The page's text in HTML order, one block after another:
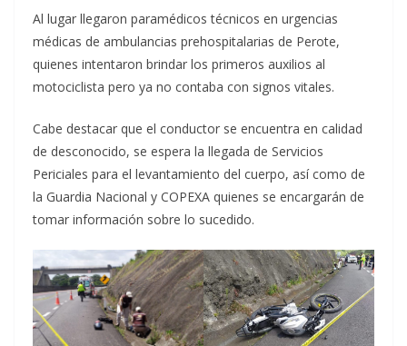
Al lugar llegaron paramédicos técnicos en urgencias
médicas de ambulancias prehospitalarias de Perote,
quienes intentaron brindar los primeros auxilios al
motociclista pero ya no contaba con signos vitales.
Cabe destacar que el conductor se encuentra en calidad
de desconocido, se espera la llegada de Servicios
Periciales para el levantamiento del cuerpo, así como de
la Guardia Nacional y COPEXA quienes se encargarán de
tomar información sobre lo sucedido.